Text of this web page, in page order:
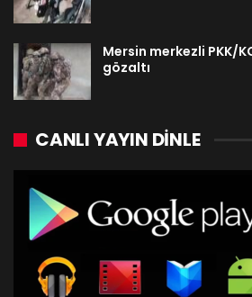
Mersin merkezli PKK/
gözaltı
CANLI YAYIN DINLE